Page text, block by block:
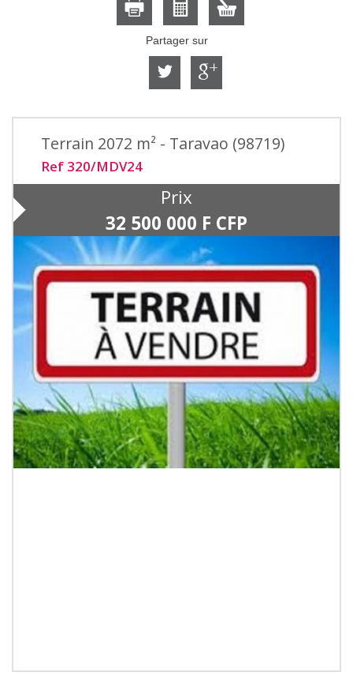
Partager sur
Terrain 2072 m² - Taravao (98719)
Ref 320/MDV24
Prix
32 500 000 F CFP